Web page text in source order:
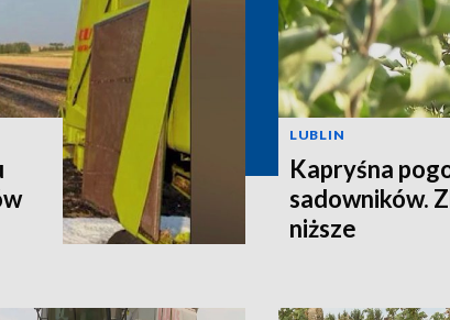
LUBLIN
Kapryśna
sadowników.
niższe